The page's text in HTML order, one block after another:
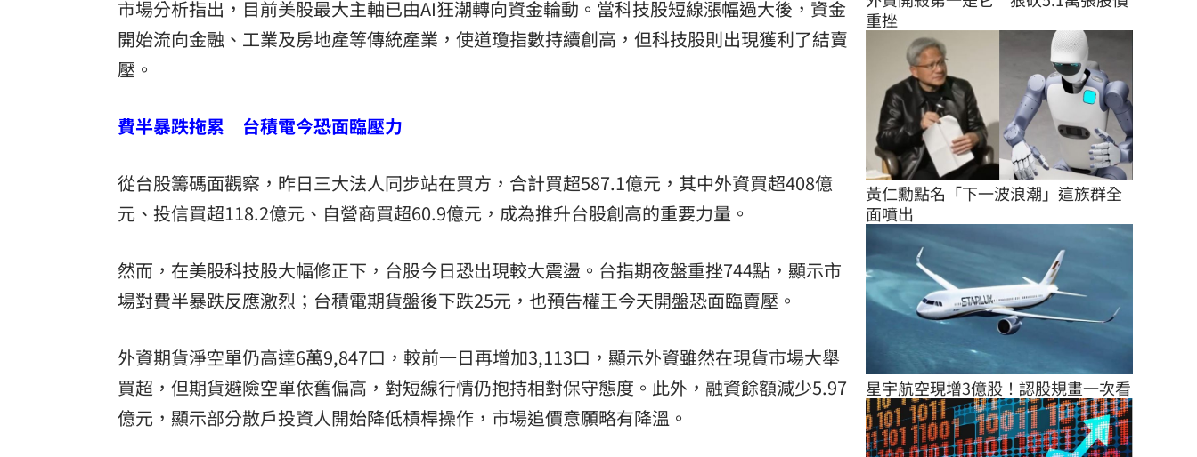
市場分析指出，目前美股最大主軸已由AI狂潮轉向資金輪動。當科技股短線漲幅過大後，資金
開始流向金融、工業及房地產等傳統產業，使道瓊指數持續創高，但科技股則出現獲利了結賣
壓。
費半暴跌拖累 台積電今恐面臨壓力
從台股籌碼面觀察，昨日三大法人同步站在買方，合計買超587.1億元，其中外資買超408億
元、投信買超118.2億元、自營商買超60.9億元，成為推升台股創高的重要力量。
然而，在美股科技股大幅修正下，台股今日恐出現較大震盪。台指期夜盤重挫744點，顯示市
場對費半暴跌反應激烈；台積電期貨盤後下跌25元，也預告權王今天開盤恐面臨賣壓。
外資期貨淨空單仍高達6萬9,847口，較前一日再增加3,113口，顯示外資雖然在現貨市場大舉
買超，但期貨避險空單依舊偏高，對短線行情仍抱持相對保守態度。此外，融資餘額減少5.97
億元，顯示部分散戶投資人開始降低槓桿操作，市場追價意願略有降溫。
重挫
黃仁勳點名「下一波浪潮」這族群全
面噴出
星宇航空現增3億股！認股規畫一次看